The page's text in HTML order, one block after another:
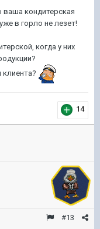
ваша кондитерская
в горло не лезет!
когда у них
клиента?
14
#13